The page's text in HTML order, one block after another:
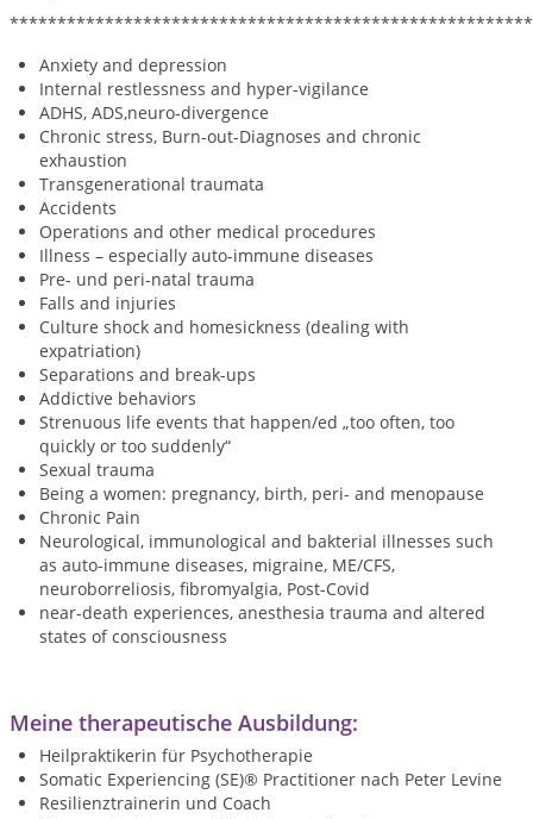
Anxiety and depression
Internal restlessness and hyper-vigilance
ADHS, ADS,neuro-divergence
Chronic stress, Burn-out-Diagnoses and chronic
exhaustion
Transgenerational traumata
Accidents
Operations and other medical procedures
Illness – especially auto-immune diseases
Pre- und peri-natal trauma
Falls and injuries
Culture shock and homesickness (dealing with
expatriation)
Separations and break-ups
Addictive behaviors
Strenuous life events that happen/ed „too often, too
quickly or too suddenly“
Sexual trauma
Being a women: pregnancy, birth, peri- and menopause
Chronic Pain
Neurological, immunological and bakterial illnesses such
as auto-immune diseases, migraine, ME/CFS,
neuroborreliosis, fibromyalgia, Post-Covid
near-death experiences, anesthesia trauma and altered
states of consciousness
Meine therapeutische Ausbildung:
Heilpraktikerin für Psychotherapie
Somatic Experiencing (SE)® Practitioner nach Peter Levine
Resilienztrainerin und Coach